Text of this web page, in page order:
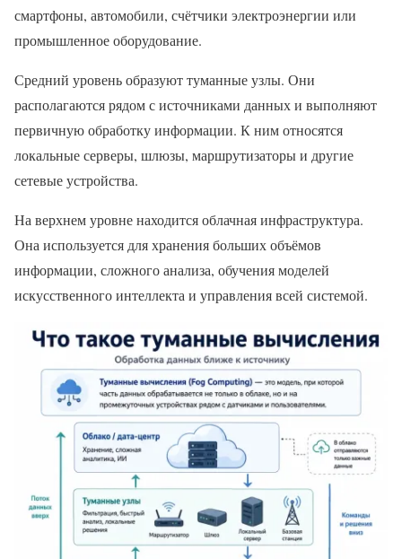
смартфоны, автомобили, счётчики электроэнергии или
промышленное оборудование.
Средний уровень образуют туманные узлы. Они
располагаются рядом с источниками данных и выполняют
первичную обработку информации. К ним относятся
локальные серверы, шлюзы, маршрутизаторы и другие
сетевые устройства.
На верхнем уровне находится облачная инфраструктура.
Она используется для хранения больших объёмов
информации, сложного анализа, обучения моделей
искусственного интеллекта и управления всей системой.